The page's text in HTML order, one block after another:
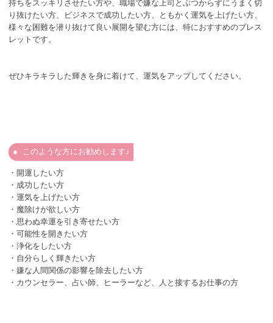
持ちをスッキリさせたい方や、職場で嫌な上司とぶつからずにうまく切
り抜けたい方、ビジネスで成功したい方、ともかく運気を上げたい方、
様々な困難を潜り抜けて良い展開を望む方には、特におすすめのブレス
レットです。
ぜひキラキラした輝きを身に着けて、運気をアップしてください。
このような方にお勧めします♪
・開運したい方
・成功したい方
・運気を上げたい方
・魔除けが欲しい方
・思わぬ幸運を引き寄せたい方
・可能性を開きたい方
・浄化をしたい方
・自分らしく輝きたい方
・嫌な人間関係の影響を除去したい方
・カウンセラー、占い師、ヒーラーなど、人と接するお仕事の方